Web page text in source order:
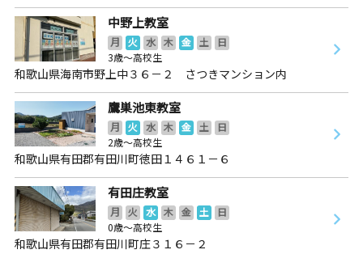
中野上教室
月 火 水 木 金 土
日
3歳～高校生
和歌山県海南市野上中３６－２ さつきマンション内
鷹巣池東教室
月 火 水 木 金 土
日
2歳～高校生
和歌山県有田郡有田川町徳田１４６１－６
有田庄教室
月 火 水 木 金 土
日
0歳～高校生
和歌山県有田郡有田川町庄３１６－２